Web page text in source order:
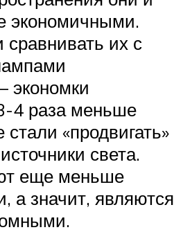
экономичными.
их с
экономки
4 раза меньше
«продвигать»
света.
еще меньше
а значит, являются